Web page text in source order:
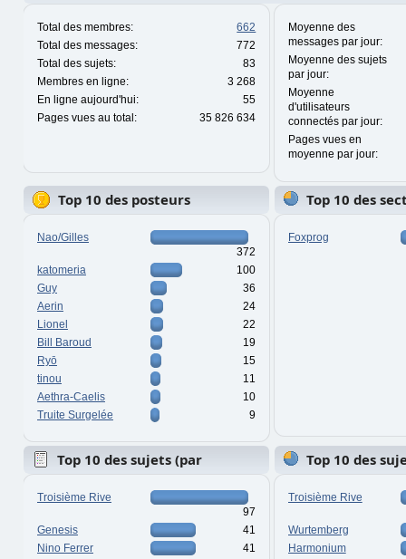
Total des membres:
662
Total des messages:
772
Total des sujets:
83
Membres en ligne:
3 268
En ligne aujourd'hui:
55
Pages vues au total:
35 826 634
Moyenne des
messages par jour:
Moyenne des sujets
par jour:
Moyenne
d'utilisateurs
connectés par jour:
Pages vues en
moyenne par jour:
Top 10 des posteurs
Nao/Gilles
372
katomeria
100
Guy
36
Aerin
24
Lionel
22
Bill Baroud
19
Ryō
15
tinou
11
Aethra-Caelis
10
Truite Surgelée
9
Top 10 des
Foxprog
Top 10 des sujets (par
réponses)
Troisième Rive
97
Genesis
41
Nino Ferrer
41
Top 10 des
vues)
Troisième Rive
Wurtemberg
Harmonium